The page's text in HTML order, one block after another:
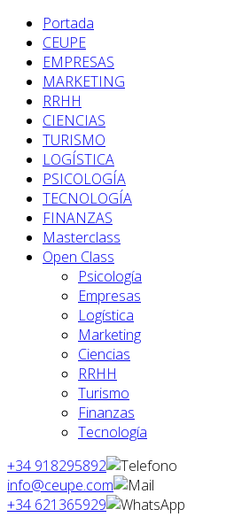
Portada
CEUPE
EMPRESAS
MARKETING
RRHH
CIENCIAS
TURISMO
LOGÍSTICA
PSICOLOGÍA
TECNOLOGÍA
FINANZAS
Masterclass
Open Class
Psicología
Empresas
Logística
Marketing
Ciencias
RRHH
Turismo
Finanzas
Tecnología
+34 918295892
info@ceupe.com
+34 621365929